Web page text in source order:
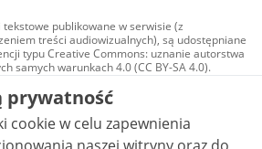
tekstowe publikowane w serwisie (z
treści audiowizualnych), są udostępniane
typu Creative Commons: uznanie autorstwa
samych warunkach 4.0 (CC BY-SA 4.0).
audiowizualne, w tym zdjęcia, materiały
wideo, są udostępniane na licencji typu
Commons: uznanie autorstwa użycie
- bez utworów zależnych 4.0 (CC BY-
4.0), o ile nie jest to stwierdzone inaczej.
prywatność
cookie w celu zapewnienia